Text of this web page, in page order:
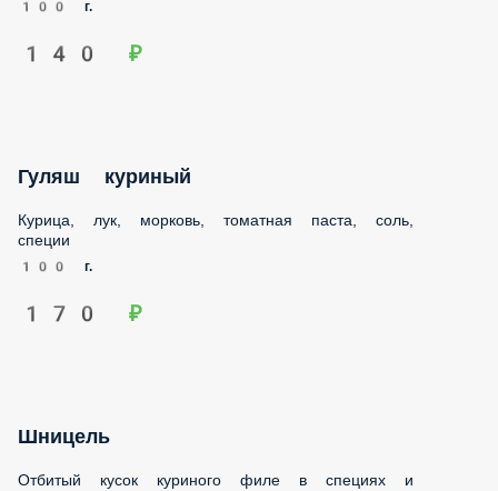
100 г.
140 ₽
Гуляш куриный
Курица, лук, морковь, томатная паста, соль, специи
100 г.
Отбитый кусок куриного филе в специях и панировочных
сухарях